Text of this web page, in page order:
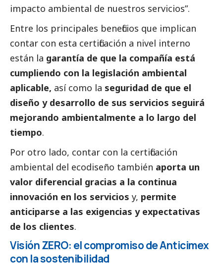
impacto ambiental de nuestros servicios”.
Entre los principales beneficios que implican
contar con esta certificación a nivel interno
están la garantía de que la compañía está
cumpliendo con la legislación ambiental
aplicable, así como la seguridad de que el
diseño y desarrollo de sus servicios seguirá
mejorando ambientalmente a lo largo del
tiempo.
Por otro lado, contar con la certificación
ambiental del ecodiseño también aporta un
valor diferencial gracias a la continua
innovación en los servicios y, permite
anticiparse a las exigencias y expectativas
de los clientes.
Visión ZERO: el compromiso de Anticimex
con la sostenibilidad